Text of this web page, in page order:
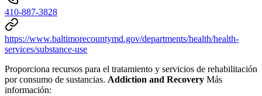
410-887-3828
https://www.baltimorecountymd.gov/departments/health/health-
services/substance-use
Proporciona recursos para el tratamiento y servicios de rehabilitación
por consumo de sustancias. Addiction and Recovery Más
información: